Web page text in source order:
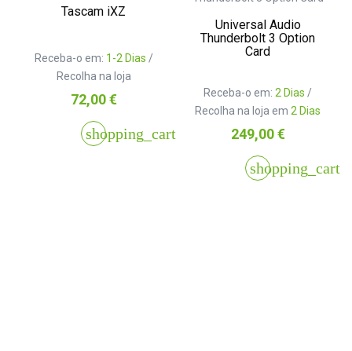
Tascam iXZ
Receba-o em: 1-2 Dias /
Recolha na loja
Preço
72,00 €
shopping_cart
Universal Audio
Thunderbolt 3 Option
Card
Receba-o em: 2 Dias /
Recolha na loja em 2 Dias
Preço
249,00 €
shopping_cart